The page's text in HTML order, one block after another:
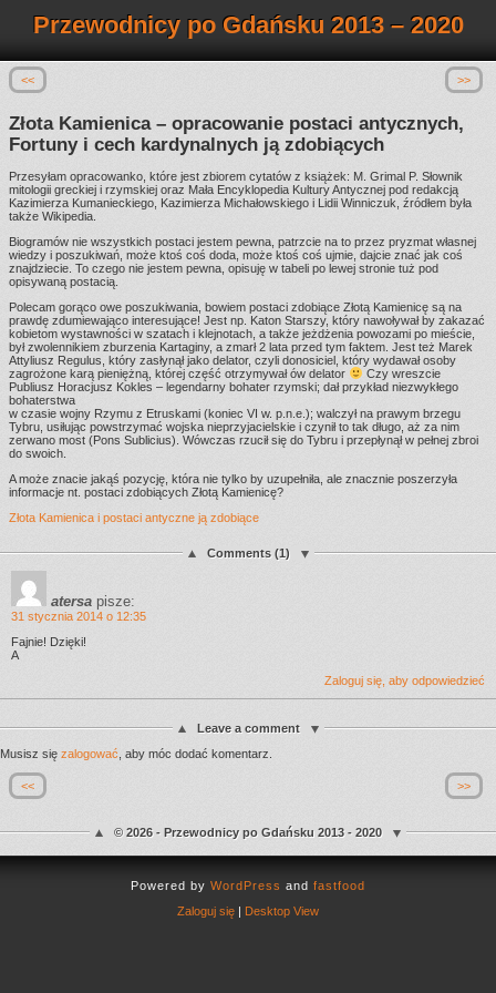
Przewodnicy po Gdańsku 2013 – 2020
<< >>
Złota Kamienica – opracowanie postaci antycznych,
Fortuny i cech kardynalnych ją zdobiących
Przesyłam opracowanko, które jest zbiorem cytatów z książek: M. Grimal P. Słownik
mitologii greckiej i rzymskiej oraz Mała Encyklopedia Kultury Antycznej pod redakcją
Kazimierza Kumanieckiego, Kazimierza Michałowskiego i Lidii Winniczuk, źródłem była
także Wikipedia.
Biogramów nie wszystkich postaci jestem pewna, patrzcie na to przez pryzmat własnej
wiedzy i poszukiwań, może ktoś coś doda, może ktoś coś ujmie, dajcie znać jak coś
znajdziecie. To czego nie jestem pewna, opisuję w tabeli po lewej stronie tuż pod
opisywaną postacią.
Polecam gorąco owe poszukiwania, bowiem postaci zdobiące Złotą Kamienicę są na
prawdę zdumiewająco interesujące! Jest np. Katon Starszy, który nawoływał by zakazać
kobietom wystawności w szatach i klejnotach, a także jeżdżenia powozami po mieście,
był zwolennikiem zburzenia Kartaginy, a zmarł 2 lata przed tym faktem. Jest też Marek
Attyliusz Regulus, który zasłynął jako delator, czyli donosiciel, który wydawał osoby
zagrożone karą pieniężną, której część otrzymywał ów delator
Czy wreszcie
Publiusz Horacjusz Kokles – legendarny bohater rzymski; dał przykład niezwykłego
bohaterstwa
w czasie wojny Rzymu z Etruskami (koniec VI w. p.n.e.); walczył na prawym brzegu
Tybru, usiłując powstrzymać wojska nieprzyjacielskie i czynił to tak długo, aż za nim
zerwano most (Pons Sublicius). Wówczas rzucił się do Tybru i przepłynął w pełnej zbroi
do swoich.
A może znacie jakąś pozycję, która nie tylko by uzupełniła, ale znacznie poszerzyła
informacje nt. postaci zdobiących Złotą Kamienicę?
Złota Kamienica i postaci antyczne ją zdobiące
Comments (1)
atersa pisze:
31 stycznia 2014 o 12:35
Fajnie! Dzięki!
A
Zaloguj się, aby odpowiedzieć
Leave a comment
Musisz się zalogować , aby móc dodać komentarz.
<< >>
© 2026 - Przewodnicy po Gdańsku 2013 - 2020
Powered by WordPress and fastfood
Zaloguj się
Desktop View